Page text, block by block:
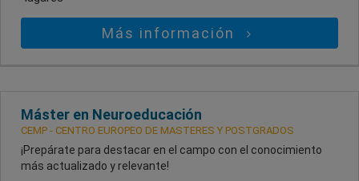
Más información
Máster en Neuroeducación
CEMP - CENTRO EUROPEO DE MASTERES Y POSTGRADOS
¡Prepárate para destacar en el campo con el conocimiento
más actualizado y relevante!